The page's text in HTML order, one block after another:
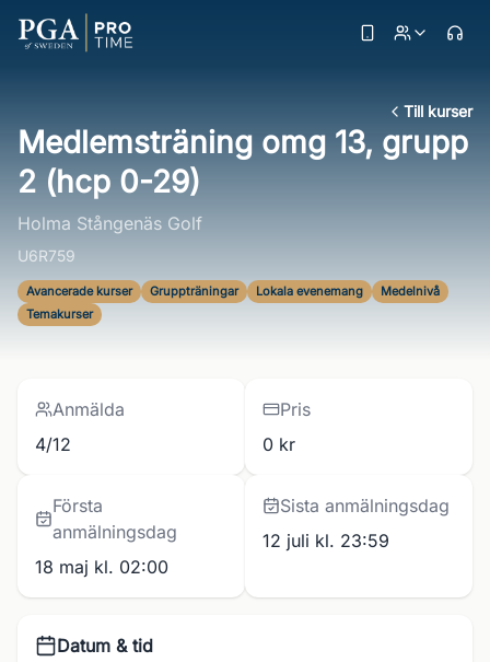
Till kurser
Medlemsträning omg 13, grupp
2 (hcp 0-29)
Holma Stångenäs Golf
U6R759
Avancerade kurser Gruppträningar Lokala evenemang
Medelnivå
Temakurser
Anmälda
4/12
Pris
0 kr
Första
anmälningsdag
18 maj kl. 02:00
Sista anmälningsdag
12 juli kl. 23:59
Datum & tid